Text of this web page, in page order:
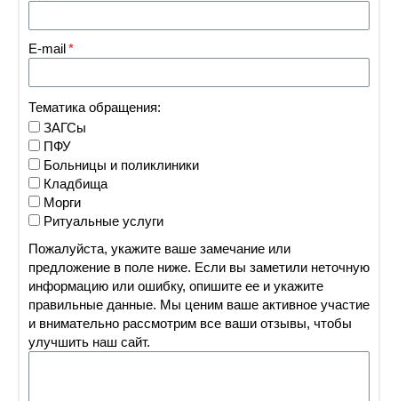
E-mail
Тематика обращения:
ЗАГСы
ПФУ
Больницы и поликлиники
Кладбища
Морги
Ритуальные услуги
Пожалуйста, укажите ваше замечание или
предложение в поле ниже. Если вы заметили неточную
информацию или ошибку, опишите ее и укажите
правильные данные. Мы ценим ваше активное участие
и внимательно рассмотрим все ваши отзывы, чтобы
улучшить наш сайт.